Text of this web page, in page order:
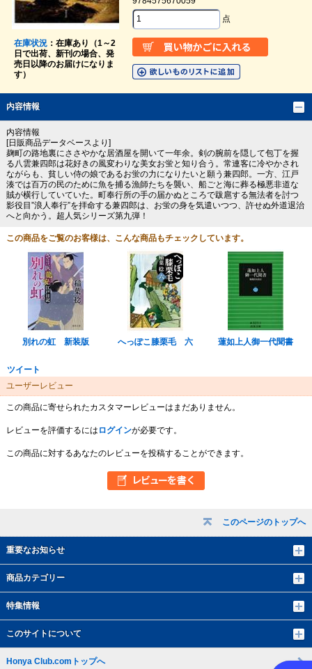
このページのトップへ
重要なお知らせ
商品カテゴリー
特集情報
このサイトについて
在庫状況：在庫あり（1～2
日で出荷、新刊の場合、発
売日以降のお届けになりま
す）
点
内容情報
内容情報
[日販商品データベースより]
麹町の路地裏にささやかな居酒屋を開いて一年余。剣の腕前を隠して包丁を握
る八雲兼四郎は花好きの風変わりな美女お蛍と知り合う。常連客に冷やかされ
ながらも、貧しい侍の娘であるお蛍の力になりたいと願う兼四郎。一方、江戸
湊では百万の民のために魚を捕る漁師たちを襲い、船ごと海に葬る極悪非道な
賊が横行していていた。町奉行所の手の届かぬところで跋扈する無法者を討つ
影役目”浪人奉行”を拝命する兼四郎は、お蛍の身を気遣いつつ、許せぬ外道退治
へと向かう。超人気シリーズ第九弾！
この商品をご覧のお客様は、こんな商品もチェックしています。
別れの虹 新装版 へっぽこ膝栗毛 六 蓮如上人御一代聞書
ツイート
ユーザーレビュー
この商品に寄せられたカスタマーレビューはまだありません。
レビューを評価するには ログインが必要です。
この商品に対するあなたのレビューを投稿することができます。
Honya Club.comトップへ